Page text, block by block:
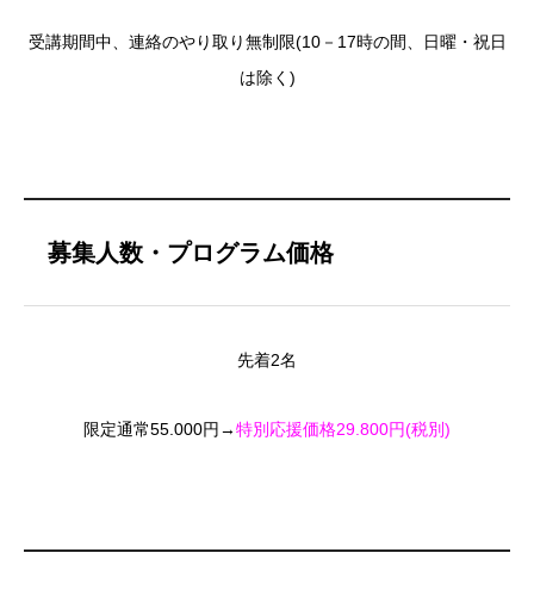
受講期間中、連絡のやり取り無制限(10－17時の間、日曜・祝日
は除く)
募集人数・プログラム価格
先着2名
限定通常55.000円→特別応援価格29.800円(税別)